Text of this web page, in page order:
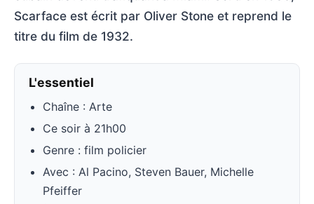
Scarface est écrit par Oliver Stone et reprend le
titre du film de 1932.
L'essentiel
Chaîne : Arte
Ce soir à 21h00
Genre : film policier
Avec : Al Pacino, Steven Bauer, Michelle
Pfeiffer